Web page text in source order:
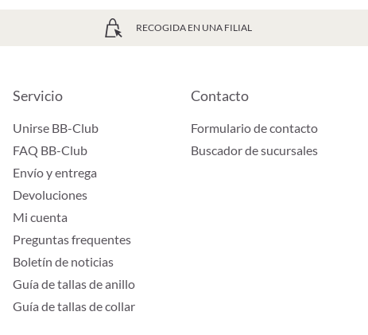
RECOGIDA EN UNA FILIAL
Servicio
Unirse BB-Club
FAQ BB-Club
Envío y entrega
Devoluciones
Mi cuenta
Preguntas frequentes
Boletín de noticias
Guía de tallas de anillo
Guía de tallas de collar
Contacto
Formulario de contacto
Buscador de sucursales